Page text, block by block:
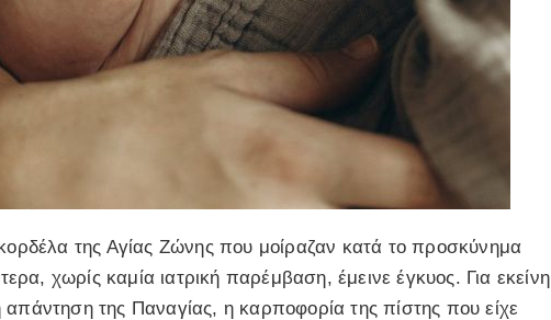
της Αγίας Ζώνης που μοίραζαν κατά το προσκύνημα
χωρίς καμία ιατρική παρέμβαση, έμεινε έγκυος. Για εκείνη
της Παναγίας, η καρποφορία της πίστης που είχε